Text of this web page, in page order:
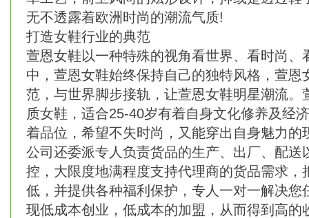
无不透露着欧洲时尚的潮流气质!
打造女鞋行业的典范
萱恩女鞋以一种特殊的视角看世界、看时尚、
中，萱恩女鞋始终保持自己的独特风格，萱恩
范，与世界脚步接轨，让萱恩女鞋明星潮流。
质女鞋，适合25-40岁有着自身文化修养及经
着品位，希望不失时尚，又能穿出自身魅力的
公司还委派专人负责货品的生产、出厂、配送
控，大限度地满程度支持代理商的货品需求，
低，并提供各种福利保护，专人一对一解决您
现低成本创业，低成本的加盟，从而得到高的